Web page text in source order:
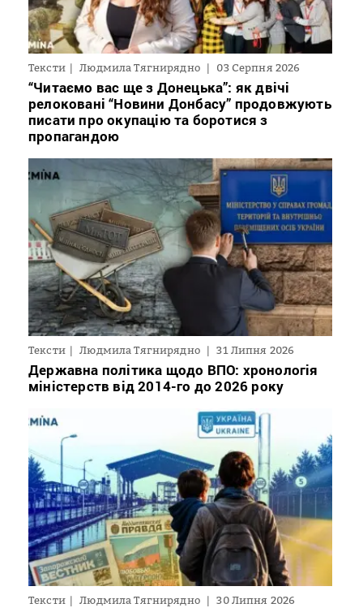
Тексти Людмила Тягнирядно 03 Серпня 2026
“Читаємо вас ще з Донецька”: як двічі
релоковані “Новини Донбасу” продовжують
писати про окупацію та боротися з
пропагандою
Тексти Людмила Тягнирядно 31 Липня 2026
Державна політика щодо ВПО: хронологія
міністерств від 2014-го до 2026 року
Тексти Людмила Тягнирядно 30 Липня 2026